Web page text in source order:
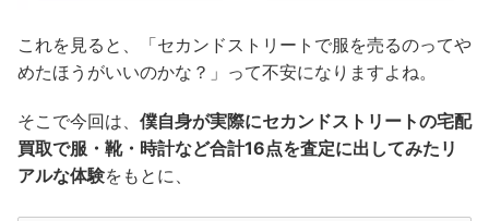
これを見ると、「セカンドストリートで服を売るのってや
めたほうがいいのかな？」って不安になりますよね。
そこで今回は、 僕自身が実際にセカンドストリートの宅配
買取で服・靴・時計など合計16点を査定に出してみたリ
アルな体験をもとに、